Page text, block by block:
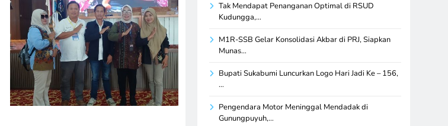
Tak Mendapat Penanganan Optimal di RSUD
Kudungga,…
M1R-SSB Gelar Konsolidasi Akbar di PRJ, Siapkan
Munas…
Bupati Sukabumi Luncurkan Logo Hari Jadi Ke – 156,
…
Pengendara Motor Meninggal Mendadak di
Gunungpuyuh,…